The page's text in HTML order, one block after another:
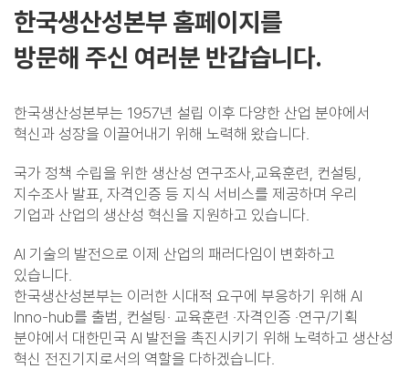
한국생산성본부 홈페이지를
방문해 주신 여러분 반갑습니다.
한국생산성본부는 1957년 설립 이후 다양한 산업 분야에서
혁신과 성장을 이끌어내기 위해 노력해 왔습니다.
국가 정책 수립을 위한 생산성 연구조사,교육훈련, 컨설팅,
지수조사 발표, 자격인증 등 지식 서비스를 제공하며 우리
기업과 산업의 생산성 혁신을 지원하고 있습니다.
AI 기술의 발전으로 이제 산업의 패러다임이 변화하고
있습니다.
한국생산성본부는 이러한 시대적 요구에 부응하기 위해 AI
Inno-hub를 출범, 컨설팅· 교육훈련 ·자격인증 ·연구/기획
분야에서 대한민국 AI 발전을 촉진시키기 위해 노력하고 생산성
혁신 전진기지로서의 역할을 다하겠습니다.